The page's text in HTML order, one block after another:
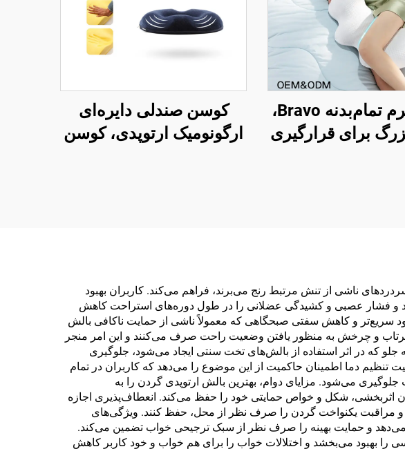
بالش نرم تمام‌بدنه Bravo،
برای قرارگیری
کوسن صندلی دایره‌ای
ارگونومیک ارتوپدی، کوسن
ناشی از تنش مرتبط رنج می‌برند، فراهم می‌کند. کاربران بهبود
و فشار عصبی و کشیدگی عضلانی را در طول دوره‌های استراحت کاهش
سریع‌تر و کاهش سفتی صبحگاهی که معمولاً ناشی از حمایت ناکافی بالش
پرتاب و چرخش به منظور یافتن وضعیت راحت صرف می‌کنند و این امر منجر
که در اثر استفاده از بالش‌های تخت سنتی ایجاد می‌شود، جلوگیری
دما اطمینان حاکمیت از این موضوع را می‌دهد که کاربران در تمام
می‌شود. مزایای دوام، بهترین بالش ارتوپدی گردن را به
اثربخشی، شکل و خواص حمایتی خود را حفظ می‌کند. انعطاف‌پذیری اجازه
و مراقبت یکنواخت گردن را صرف نظر از محل، حفظ کنند. ویژگی‌های
و حمایت بهینه را صرف نظر از سبک ترجیحی خواب تضمین می‌کند.
را بهبود می‌بخشد و اختلالات خواب را برای هم خواب و خود کاربر کاهش